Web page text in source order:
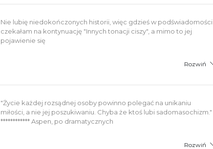
Nie lubię niedokończonych historii, więc gdzieś w podświadomości
czekałam na kontynuację "Innych tonacji ciszy", a mimo to jej
pojawienie się
Rozwiń
"Życie każdej rozsądnej osoby powinno polegać na unikaniu
miłości, a nie jej poszukiwaniu. Chyba że ktoś lubi sadomasochizm."
************ Aspen, po dramatycznych
Rozwiń